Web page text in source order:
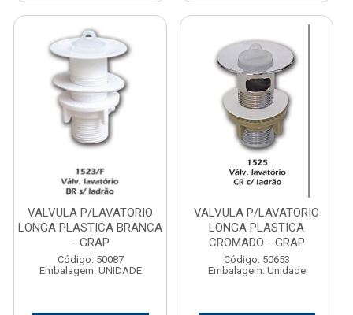
VALVULA P/LAVATORIO
LONGA PLASTICA BRANCA
- GRAP
Código: 50087
Embalagem: UNIDADE
VALVULA P/LAVATORIO
LONGA PLASTICA
CROMADO - GRAP
Código: 50653
Embalagem: Unidade